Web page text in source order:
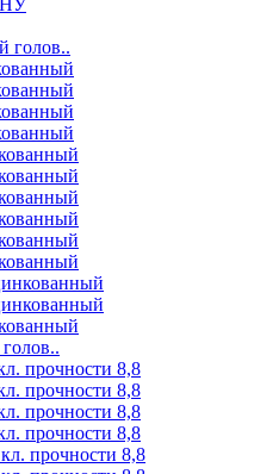
голов..
прочности 8,8
прочности 8,8
прочности 8,8
прочности 8,8
прочности 8,8